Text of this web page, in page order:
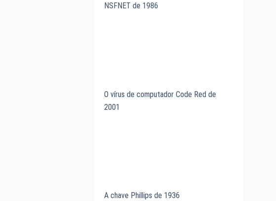
NSFNET de 1986
O vírus de computador Code Red de
2001
A chave Phillips de 1936